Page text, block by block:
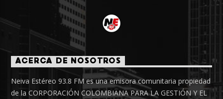
ACERCA DE NOSOTROS
Neiva Estéreo 93.8 FM es una emisora comunitaria propiedad
de la CORPORACIÓN COLOMBIANA PARA LA GESTIÓN Y EL